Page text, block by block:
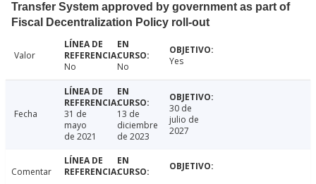
Transfer System approved by government as part of
Fiscal Decentralization Policy roll-out
Valor
No
No Yes
Fecha
31 de
mayo
de 2021
13 de
diciembre
de 2023
30 de
julio de
2027
Comentar